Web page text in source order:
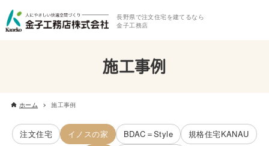
長野県で注文住宅を建てるなら
金子工務店
施工事例
ホーム 施工事例
注文住宅 イノスの家 BDAC＝Style
規格住宅KANAU